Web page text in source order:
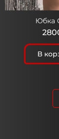
Юбка
В